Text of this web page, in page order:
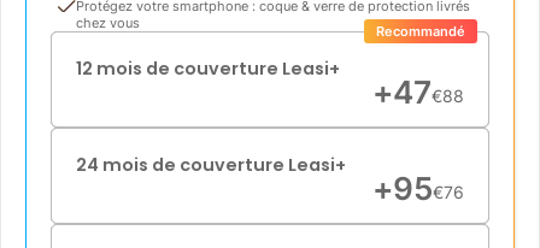
Protégez votre smartphone : coque & verre de protection livrés
chez vous
12 mois de couverture Leasi+
+47€88
Recommandé
24 mois de couverture Leasi+
+95€76